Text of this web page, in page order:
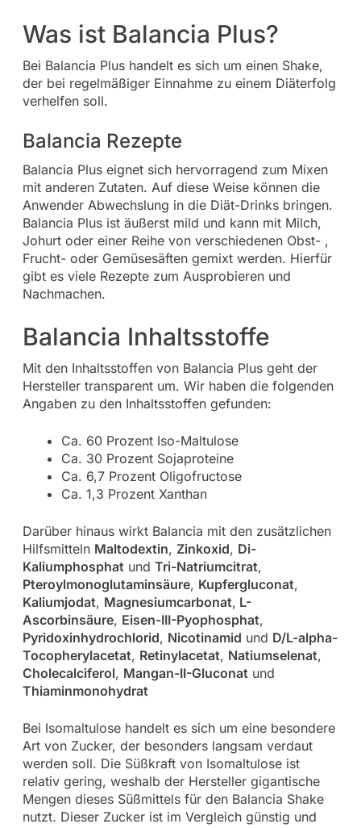
Was ist Balancia Plus?
Bei Balancia Plus handelt es sich um einen Shake,
der bei regelmäßiger Einnahme zu einem Diäterfolg
verhelfen soll.
Balancia Rezepte
Balancia Plus eignet sich hervorragend zum Mixen
mit anderen Zutaten. Auf diese Weise können die
Anwender Abwechslung in die Diät-Drinks bringen.
Balancia Plus ist äußerst mild und kann mit Milch,
Johurt oder einer Reihe von verschiedenen Obst- ,
Frucht- oder Gemüsesäften gemixt werden. Hierfür
gibt es viele Rezepte zum Ausprobieren und
Nachmachen.
Balancia Inhaltsstoffe
Mit den Inhaltsstoffen von Balancia Plus geht der
Hersteller transparent um. Wir haben die folgenden
Angaben zu den Inhaltsstoffen gefunden:
Ca. 60 Prozent Iso-Maltulose
Ca. 30 Prozent Sojaproteine
Ca. 6,7 Prozent Oligofructose
Ca. 1,3 Prozent Xanthan
Darüber hinaus wirkt Balancia mit den zusätzlichen
Hilfsmitteln Maltodextin, Zinkoxid, Di-
Kaliumphosphat und Tri-Natriumcitrat,
Pteroylmonoglutaminsäure, Kupfergluconat,
Kaliumjodat, Magnesiumcarbonat, L-
Ascorbinsäure, Eisen-III-Pyophosphat,
Pyridoxinhydrochlorid, Nicotinamid und D/L-alpha-
Tocopherylacetat, Retinylacetat, Natiumselenat,
Cholecalciferol, Mangan-II-Gluconat und
Thiaminmonohydrat
Bei Isomaltulose handelt es sich um eine besondere
Art von Zucker, der besonders langsam verdaut
werden soll. Die Süßkraft von Isomaltulose ist
relativ gering, weshalb der Hersteller gigantische
Mengen dieses Süßmittels für den Balancia Shake
nutzt. Dieser Zucker ist im Vergleich günstig und